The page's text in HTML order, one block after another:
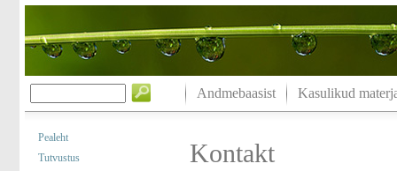
Andmebaasist Kasulikud
Pealeht
Tutvustus
Kontakt